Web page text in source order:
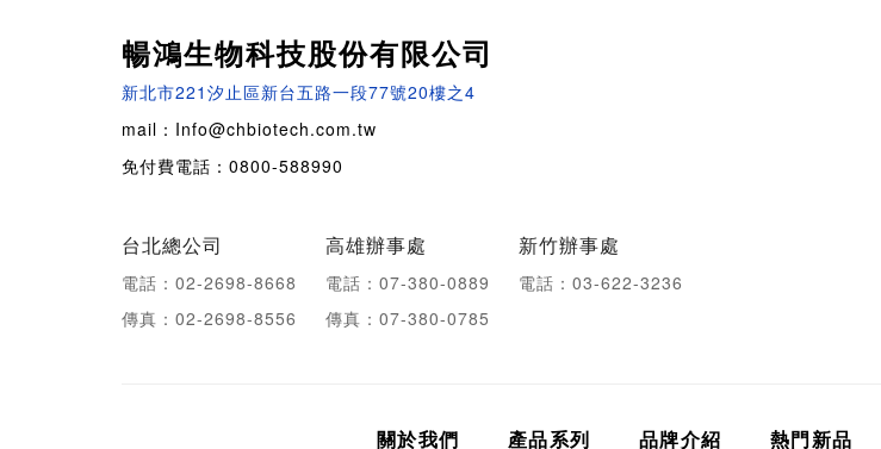
暢鴻生物科技股份有限公司
新北市221汐止區新台五路一段77號20樓之4
mail：Info@chbiotech.com.tw
免付費電話：0800-588990
台北總公司
電話：02-2698-8668
傳真：02-2698-8556
高雄辦事處
電話：07-380-0889
傳真：07-380-0785
新竹辦事處
電話：03-622-3236
關於我們 產品系列 品牌介紹 熱門新品